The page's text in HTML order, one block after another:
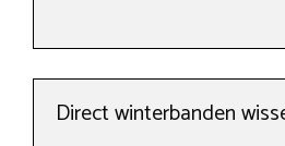
Direct winterbanden